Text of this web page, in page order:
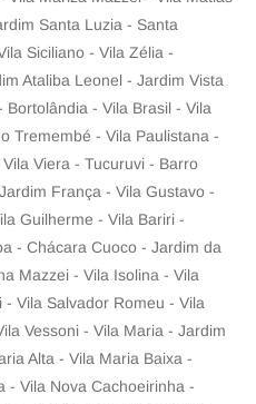
Santa Luzia - Santa
Siciliano - Vila Zélia -
Ataliba Leonel - Jardim Vista
- Vila Brasil - Vila
Tremembé - Vila Paulistana -
Viera - Tucuruvi - Barro
França - Vila Gustavo -
Guilherme - Vila Bariri -
- Chácara Cuoco - Jardim da
Mazzei - Vila Isolina - Vila
Vila Salvador Romeu - Vila
Vessoni - Vila Maria - Jardim
Alta - Vila Maria Baixa -
- Vila Nova Cachoeirinha -